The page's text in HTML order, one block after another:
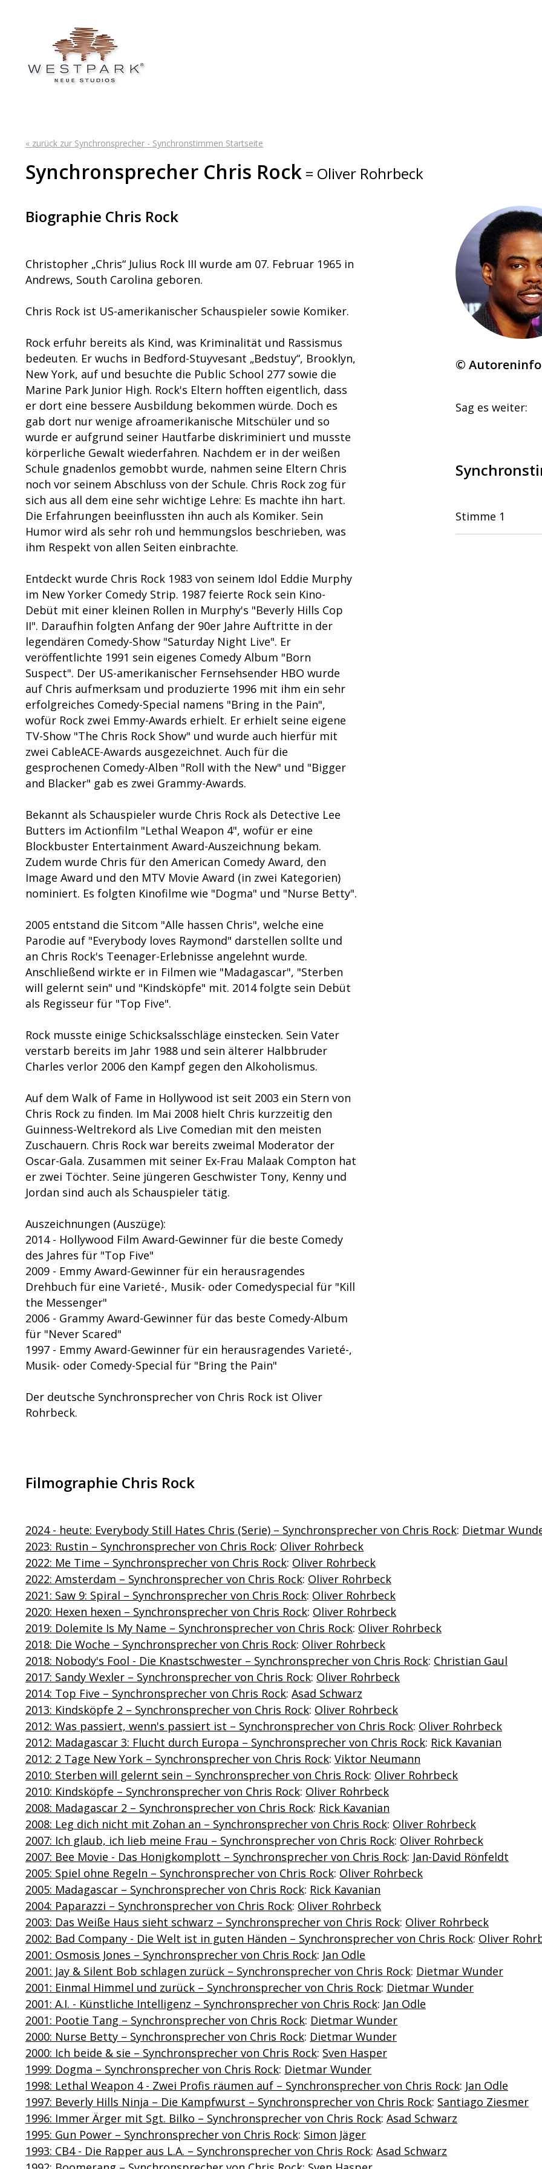
« zurück zur Synchronsprecher - Synchronstimmen Startseite
Synchronsprecher Chris Rock = Oliver Rohrbeck
©
Sag es weiter:
Stimme 1
Biographie Chris Rock
Christopher „Chris“ Julius Rock III wurde am 07. Februar 1965 in
Andrews, South Carolina geboren.
Chris Rock ist US-amerikanischer Schauspieler sowie Komiker.
Rock erfuhr bereits als Kind, was Kriminalität und Rassismus
bedeuten. Er wuchs in Bedford-Stuyvesant „Bedstuy“, Brooklyn,
New York, auf und besuchte die Public School 277 sowie die
Marine Park Junior High. Rock's Eltern hofften eigentlich, dass
er dort eine bessere Ausbildung bekommen würde. Doch es
gab dort nur wenige afroamerikanische Mitschüler und so
wurde er aufgrund seiner Hautfarbe diskriminiert und musste
körperliche Gewalt wiederfahren. Nachdem er in der weißen
Schule gnadenlos gemobbt wurde, nahmen seine Eltern Chris
noch vor seinem Abschluss von der Schule. Chris Rock zog für
sich aus all dem eine sehr wichtige Lehre: Es machte ihn hart.
Die Erfahrungen beeinflussten ihn auch als Komiker. Sein
Humor wird als sehr roh und hemmungslos beschrieben, was
ihm Respekt von allen Seiten einbrachte.
Entdeckt wurde Chris Rock 1983 von seinem Idol Eddie Murphy
im New Yorker Comedy Strip. 1987 feierte Rock sein Kino-
Debüt mit einer kleinen Rollen in Murphy's "Beverly Hills Cop
II". Daraufhin folgten Anfang der 90er Jahre Auftritte in der
legendären Comedy-Show "Saturday Night Live". Er
veröffentlichte 1991 sein eigenes Comedy Album "Born
Suspect". Der US-amerikanischer Fernsehsender HBO wurde
auf Chris aufmerksam und produzierte 1996 mit ihm ein sehr
erfolgreiches Comedy-Special namens "Bring in the Pain",
wofür Rock zwei Emmy-Awards erhielt. Er erhielt seine eigene
TV-Show "The Chris Rock Show" und wurde auch hierfür mit
zwei CableACE-Awards ausgezeichnet. Auch für die
gesprochenen Comedy-Alben "Roll with the New" und "Bigger
and Blacker" gab es zwei Grammy-Awards.
Bekannt als Schauspieler wurde Chris Rock als Detective Lee
Butters im Actionfilm "Lethal Weapon 4", wofür er eine
Blockbuster Entertainment Award-Auszeichnung bekam.
Zudem wurde Chris für den American Comedy Award, den
Image Award und den MTV Movie Award (in zwei Kategorien)
nominiert. Es folgten Kinofilme wie "Dogma" und "Nurse Betty".
2005 entstand die Sitcom "Alle hassen Chris", welche eine
Parodie auf "Everybody loves Raymond" darstellen sollte und
an Chris Rock's Teenager-Erlebnisse angelehnt wurde.
Anschließend wirkte er in Filmen wie "Madagascar", "Sterben
will gelernt sein" und "Kindsköpfe" mit. 2014 folgte sein Debüt
als Regisseur für "Top Five".
Rock musste einige Schicksalsschläge einstecken. Sein Vater
verstarb bereits im Jahr 1988 und sein älterer Halbbruder
Charles verlor 2006 den Kampf gegen den Alkoholismus.
Auf dem Walk of Fame in Hollywood ist seit 2003 ein Stern von
Chris Rock zu finden. Im Mai 2008 hielt Chris kurzzeitig den
Guinness-Weltrekord als Live Comedian mit den meisten
Zuschauern. Chris Rock war bereits zweimal Moderator der
Oscar-Gala. Zusammen mit seiner Ex-Frau Malaak Compton hat
er zwei Töchter. Seine jüngeren Geschwister Tony, Kenny und
Jordan sind auch als Schauspieler tätig.
Auszeichnungen (Auszüge):
2014 - Hollywood Film Award-Gewinner für die beste Comedy
des Jahres für "Top Five"
2009 - Emmy Award-Gewinner für ein herausragendes
Drehbuch für eine Varieté-, Musik- oder Comedyspecial für "Kill
the Messenger"
2006 - Grammy Award-Gewinner für das beste Comedy-Album
für "Never Scared"
1997 - Emmy Award-Gewinner für ein herausragendes Varieté-,
Musik- oder Comedy-Special für "Bring the Pain"
Der deutsche Synchronsprecher von Chris Rock ist Oliver
Rohrbeck.
Filmographie Chris Rock
2024 - heute: Everybody Still Hates Chris (Serie) – Synchronsprecher von Chris Rock: Dietmar
2023: Rustin – Synchronsprecher von Chris Rock: Oliver Rohrbeck
2022: Me Time – Synchronsprecher von Chris Rock: Oliver Rohrbeck
2022: Amsterdam – Synchronsprecher von Chris Rock: Oliver Rohrbeck
2021: Saw 9: Spiral – Synchronsprecher von Chris Rock: Oliver Rohrbeck
2020: Hexen hexen – Synchronsprecher von Chris Rock: Oliver Rohrbeck
2019: Dolemite Is My Name – Synchronsprecher von Chris Rock: Oliver Rohrbeck
2018: Die Woche – Synchronsprecher von Chris Rock: Oliver Rohrbeck
2018: Nobody's Fool - Die Knastschwester – Synchronsprecher von Chris Rock: Christian Gaul
2017: Sandy Wexler – Synchronsprecher von Chris Rock: Oliver Rohrbeck
2014: Top Five – Synchronsprecher von Chris Rock:Asad Schwarz
2013: Kindsköpfe 2 – Synchronsprecher von Chris Rock: Oliver Rohrbeck
2012: Was passiert, wenn's passiert ist – Synchronsprecher von Chris Rock: Oliver Rohrbeck
2012: Madagascar 3: Flucht durch Europa – Synchronsprecher von Chris Rock: Rick Kavanian
2012: 2 Tage New York – Synchronsprecher von Chris Rock:Viktor Neumann
2010: Sterben will gelernt sein – Synchronsprecher von Chris Rock: Oliver Rohrbeck
2010: Kindsköpfe – Synchronsprecher von Chris Rock: Oliver Rohrbeck
2008: Madagascar 2 – Synchronsprecher von Chris Rock: Rick Kavanian
2008: Leg dich nicht mit Zohan an – Synchronsprecher von Chris Rock: Oliver Rohrbeck
2007: Ich glaub, ich lieb meine Frau – Synchronsprecher von Chris Rock: Oliver Rohrbeck
2007: Bee Movie - Das Honigkomplott – Synchronsprecher von Chris Rock: Jan-David Rönfeldt
2005: Spiel ohne Regeln – Synchronsprecher von Chris Rock: Oliver Rohrbeck
2005: Madagascar – Synchronsprecher von Chris Rock: Rick Kavanian
2004: Paparazzi – Synchronsprecher von Chris Rock: Oliver Rohrbeck
2003: Das Weiße Haus sieht schwarz – Synchronsprecher von Chris Rock: Oliver Rohrbeck
2002: Bad Company - Die Welt ist in guten Händen – Synchronsprecher von Chris Rock: Oliver
2001: Osmosis Jones – Synchronsprecher von Chris Rock: Jan Odle
2001: Jay & Silent Bob schlagen zurück – Synchronsprecher von Chris Rock: Dietmar Wunder
2001: Einmal Himmel und zurück – Synchronsprecher von Chris Rock: Dietmar Wunder
2001: A.I. - Künstliche Intelligenz – Synchronsprecher von Chris Rock: Jan Odle
2001: Pootie Tang – Synchronsprecher von Chris Rock: Dietmar Wunder
2000: Nurse Betty – Synchronsprecher von Chris Rock: Dietmar Wunder
2000: Ich beide & sie – Synchronsprecher von Chris Rock: Sven Hasper
1999: Dogma – Synchronsprecher von Chris Rock: Dietmar Wunder
1998: Lethal Weapon 4 - Zwei Profis räumen auf – Synchronsprecher von Chris Rock: Jan Odle
1997: Beverly Hills Ninja – Die Kampfwurst – Synchronsprecher von Chris Rock: Santiago Ziesmer
1996: Immer Ärger mit Sgt. Bilko – Synchronsprecher von Chris Rock:Asad Schwarz
1995: Gun Power – Synchronsprecher von Chris Rock: Simon Jäger
1993: CB4 - Die Rapper aus L.A. – Synchronsprecher von Chris Rock:Asad Schwarz